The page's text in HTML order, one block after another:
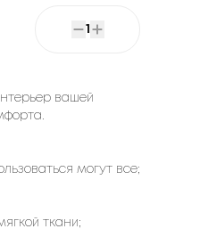
1
вашей
могут все;
ткани;